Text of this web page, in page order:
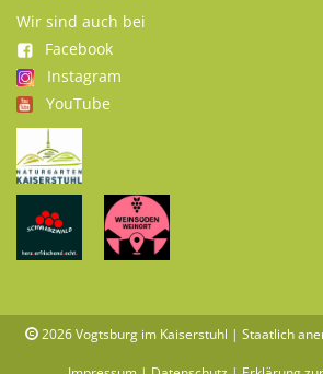
Wir sind auch bei
Facebook
Instagram
YouTube
2026 Vogtsburg im Kaiserstuhl | Staatlich